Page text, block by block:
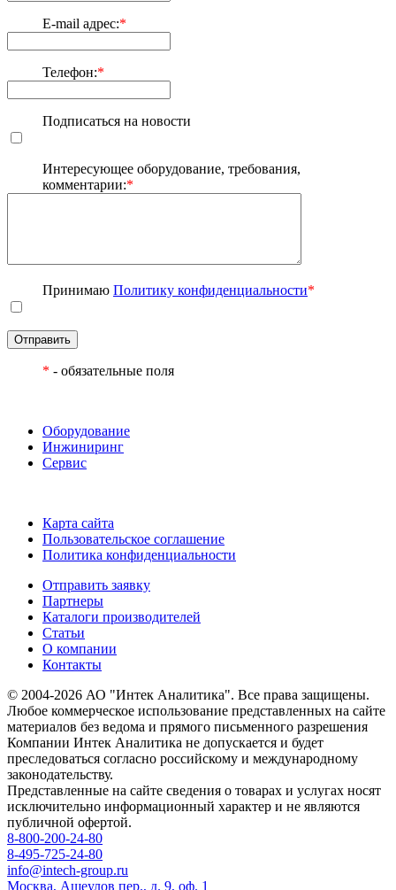
E-mail адрес:*
Телефон:*
Подписаться на новости
Интересующее оборудование, требования,
комментарии:*
Принимаю Политику конфиденциальности*
Отправить
* - обязательные поля
Оборудование
Инжиниринг
Сервис
Карта сайта
Пользовательское соглашение
Политика конфиденциальности
Отправить заявку
Партнеры
Каталоги производителей
Статьи
О компании
Контакты
© 2004-2026 АО "Интек Аналитика". Все права защищены.
Любое коммерческое использование представленных на сайте
материалов без ведома и прямого письменного разрешения
Компании Интек Аналитика не допускается и будет
преследоваться согласно российскому и международному
законодательству.
Представленные на сайте сведения о товарах и услугах носят
исключительно информационный характер и не являются
публичной офертой.
8-800-200-24-80
8-495-725-24-80
info@intech-group.ru
Москва, Ащеулов пер., д. 9, оф. 1